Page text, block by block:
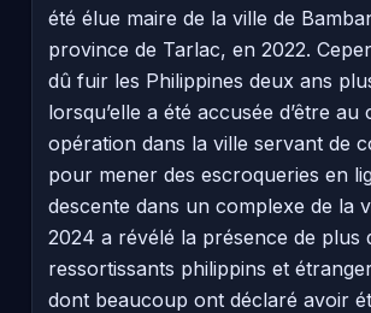
été élue maire de la ville de
province de Tarlac, en 2022.
dû fuir les Philippines deux ans
lorsqu’elle a été accusée d’être au
opération dans la ville servant de
pour mener des escroqueries en
descente dans un complexe de la
2024 a révélé la présence de plus
ressortissants philippins et
dont beaucoup ont déclaré avoir